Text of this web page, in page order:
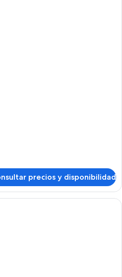
precios y disponibilidad